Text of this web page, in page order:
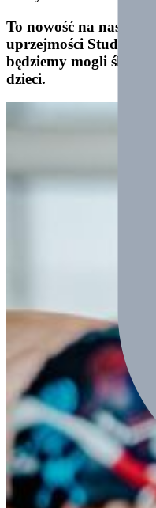
To nowość na naszych
uprzejmości Studia
będziemy mogli śledzić
dzieci.